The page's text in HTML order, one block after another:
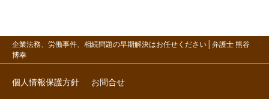
企業法務、労働事件、相続問題の早期解決はお任せください│弁護士 熊谷
博幸
個人情報保護方針 お問合せ